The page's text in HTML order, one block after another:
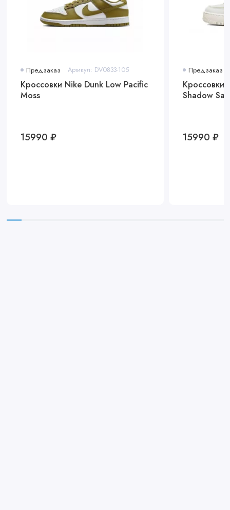
Предзаказ Артикул: DV0833-105
Кроссовки Nike Dunk Low Pacific
Moss
15990 ₽
Предзаказ
Кроссовки
Shadow
15990 ₽